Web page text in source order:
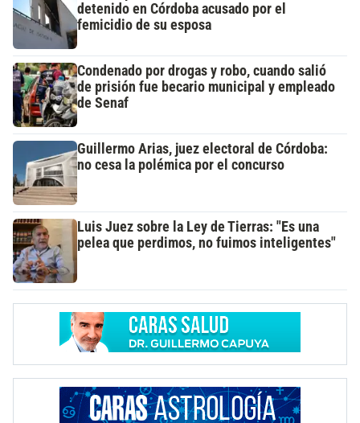
detenido en Córdoba acusado por el
femicidio de su esposa
Condenado por drogas y robo, cuando salió
de prisión fue becario municipal y empleado
de Senaf
Guillermo Arias, juez electoral de Córdoba:
no cesa la polémica por el concurso
Luis Juez sobre la Ley de Tierras: "Es una
pelea que perdimos, no fuimos inteligentes"